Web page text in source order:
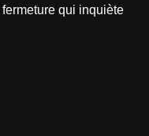
qui inquiète